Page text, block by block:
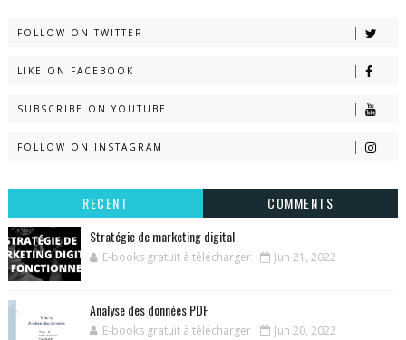
FOLLOW ON TWITTER
LIKE ON FACEBOOK
SUBSCRIBE ON YOUTUBE
FOLLOW ON INSTAGRAM
RECENT
COMMENTS
Stratégie de marketing digital
E-books gratuit à télécharger Jun 21, 2022
Analyse des données PDF
E-books gratuit à télécharger Jun 20, 2022